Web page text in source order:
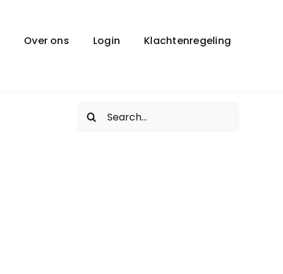
Over ons Login Klachtenregeling
Zoeken
naar: